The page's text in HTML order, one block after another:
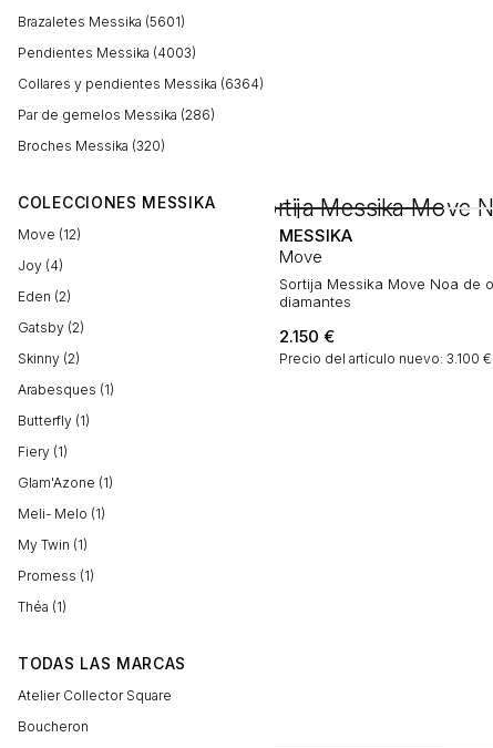
Brazaletes Messika (5601)
Pendientes Messika (4003)
Collares y pendientes Messika (6364)
Par de gemelos Messika (286)
Broches Messika (320)
COLECCIONES MESSIKA
Move (12)
Joy (4)
Eden (2)
Gatsby (2)
Skinny (2)
Arabesques (1)
Butterfly (1)
Fiery (1)
Glam'Azone (1)
Meli- Melo (1)
My Twin (1)
Promess (1)
Théa (1)
TODAS LAS MARCAS
Atelier Collector Square
Boucheron
MESSIKA
Move
Sortija Messika Move Noa de
diamantes
2.150 €
Precio del artículo nuevo: 3.100 €